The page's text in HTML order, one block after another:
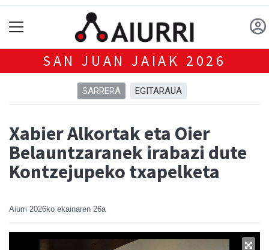
SAN JUAN JAIAK 2026
SARRERA EGITARAUA
Xabier Alkortak eta Oier
Belauntzaranek irabazi dute
Kontzejupeko txapelketa
Aiurri 2026ko ekainaren 26a